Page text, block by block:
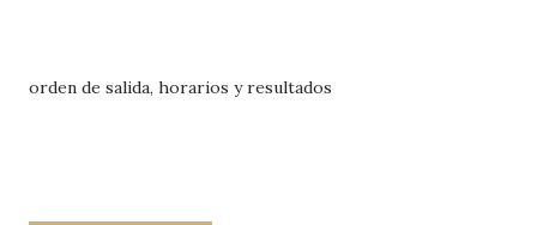
orden de salida, horarios y resultados